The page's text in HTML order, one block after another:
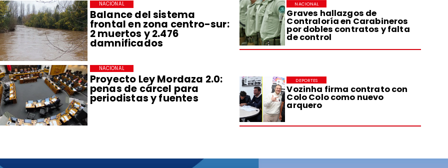
Graves hallazgos de
Contraloría en Carabineros
por dobles contratos y falta
de control
NACIONAL
Vozinha firma contrato con
Colo Colo como nuevo
arquero
DEPORTES
Balance del sistema
frontal en zona centro-sur:
2 muertos y 2.476
damnificados
NACIONAL
Proyecto Ley Mordaza 2.0:
penas de cárcel para
periodistas y fuentes
NACIONAL